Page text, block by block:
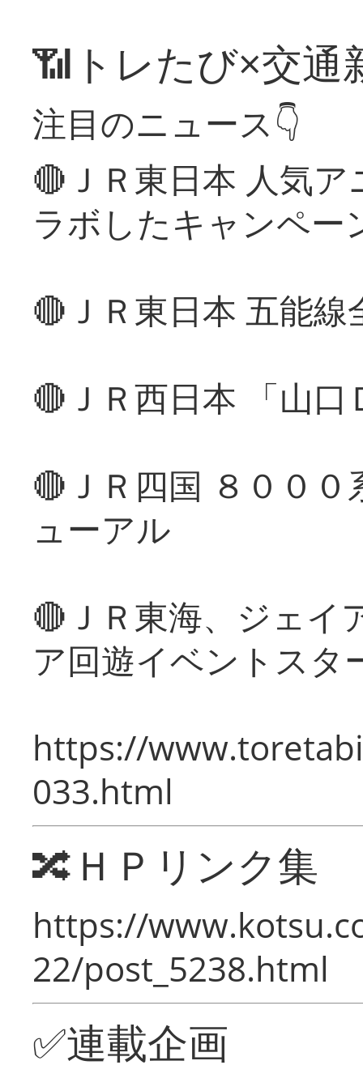
📶トレたび×交通
注目のニュース👇
🔴ＪＲ東日本 人気
ラボしたキャンペー
🔴ＪＲ東日本 五能
🔴ＪＲ西日本 「山
🔴ＪＲ四国 ８００
ューアル
🔴ＪＲ東海、ジェイ
ア回遊イベントスタ
https://
033.html
🔀ＨＰリンク集
https://
22/post_5238.html
✅連載企画